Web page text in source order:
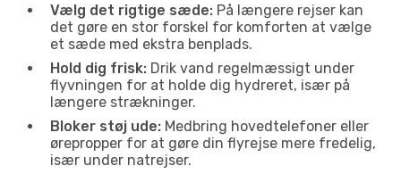
Vælg det rigtige sæde: På længere rejser kan
det gøre en stor forskel for komforten at vælge
et sæde med ekstra benplads.
Hold dig frisk: Drik vand regelmæssigt under
flyvningen for at holde dig hydreret, især på
længere strækninger.
Bloker støj ude: Medbring hovedtelefoner eller
ørepropper for at gøre din flyrejse mere fredelig,
især under natrejser.